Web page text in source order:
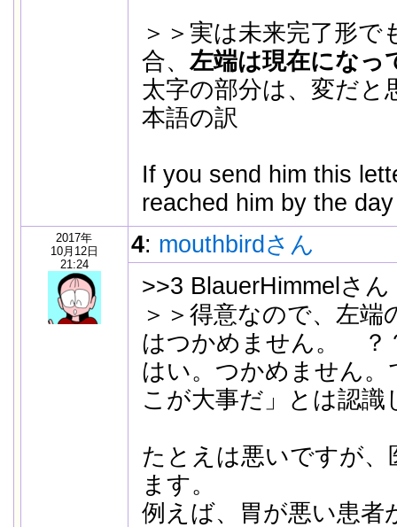
＞＞実は未来完了形で
合、 左端は現在になっ
太字の部分は、変だと
本語の訳
If you send him this
reached him by the
2017年
10月12日
21:24
4: mouthbirdさん
>>3 BlauerHimmelさん
＞＞得意なので、左端
はつかめません。 ？
はい。つかめません
こが大事だ」とは認識
たとえは悪いですが、
ます。
例えば、胃が悪い患者